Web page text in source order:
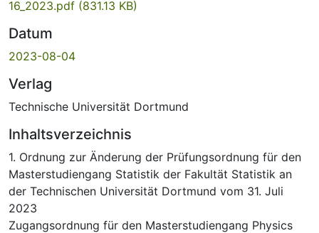
16_2023.pdf (831.13 KB)
Datum
2023-08-04
Verlag
Technische Universität Dortmund
Inhaltsverzeichnis
1. Ordnung zur Änderung der Prüfungsordnung für den
Masterstudiengang Statistik der Fakultät Statistik an
der Technischen Universität Dortmund vom 31. Juli
2023
Zugangsordnung für den Masterstudiengang Physics